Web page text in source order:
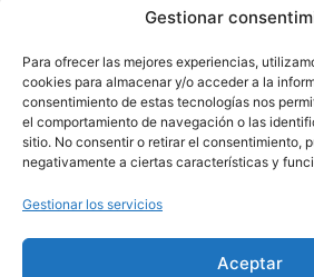
Gestionar
Para ofrecer las mejores experiencias,
cookies para almacenar y/o acceder a la
consentimiento de estas tecnologías nos
el comportamiento de navegación o las
sitio. No consentir o retirar el consentimiento,
negativamente a ciertas características y
Gestionar los servicios
Aceptar
C/ Miguel Servet, 177 50013,
badiola@unizar.es
(34) 876-554162 / 976 76 29 47